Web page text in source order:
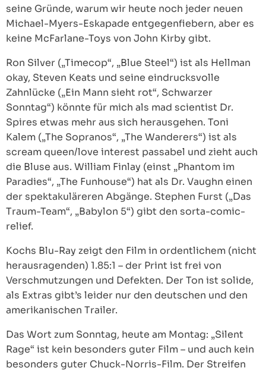
seine Gründe, warum wir heute noch jeder neuen
Michael-Myers-Eskapade entgegenfiebern, aber es
keine McFarlane-Toys von John Kirby gibt.
Ron Silver („Timecop“, „Blue Steel“) ist als Hellman
okay, Steven Keats und seine eindrucksvolle
Zahnlücke („Ein Mann sieht rot“, Schwarzer
Sonntag“) könnte für mich als mad scientist Dr.
Spires etwas mehr aus sich herausgehen. Toni
Kalem („The Sopranos“, „The Wanderers“) ist als
scream queen/love interest passabel und zieht auch
die Bluse aus. William Finlay (einst „Phantom im
Paradies“, „The Funhouse“) hat als Dr. Vaughn einen
der spektakuläreren Abgänge. Stephen Furst („Das
Traum-Team“, „Babylon 5“) gibt den sorta-comic-
relief.
Kochs Blu-Ray zeigt den Film in ordentlichem (nicht
herausragenden) 1.85:1 – der Print ist frei von
Verschmutzungen und Defekten. Der Ton ist solide,
als Extras gibt’s leider nur den deutschen und den
amerikanischen Trailer.
Das Wort zum Sonntag, heute am Montag: „Silent
Rage“ ist kein besonders guter Film – und auch kein
besonders guter Chuck-Norris-Film. Der Streifen